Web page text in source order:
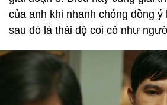
của anh khi nhanh chóng đồng
sau đó là thái độ coi cô như